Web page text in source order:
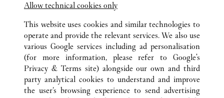
كافة مواقع كارتييه الإمارات العربية المتحدة DUBAI
DUBAI
DUBAI MALL GRAND ATRIUM
Allow technical cookies only
This website uses cookies and similar technologies to
operate and provide the relevant services. We also use
various Google services including ad personalisation
(for more information, please refer to Google's
Privacy & Terms site) alongside our own and third
party analytical cookies to understand and improve
the user’s browsing experience to send advertising